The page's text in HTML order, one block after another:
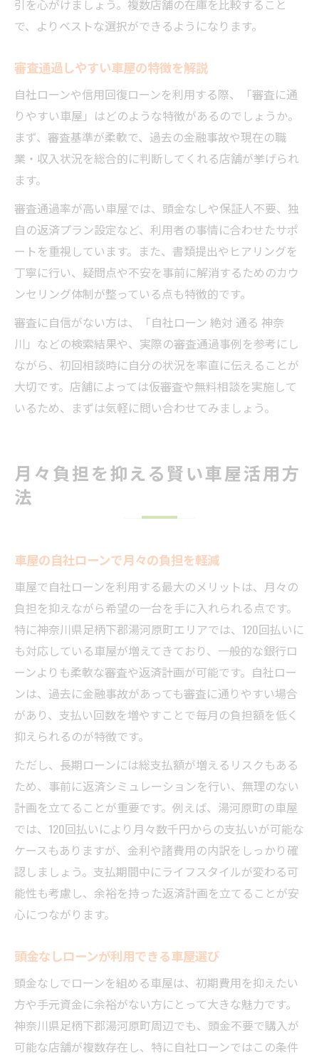
引を心がけましょう。複数店舗の在庫を比較すること
で、よりベストな選択ができるようになります。
審査通過しやすい車屋の特徴を解説
自社ローンや信用回復ローンを利用する際、「審査に通
りやすい車屋」はどのような特徴があるのでしょうか。
まず、審査基準が柔軟で、過去の金融事故や現在の職
業・収入状況を総合的に判断してくれる店舗が挙げられ
ます。
審査通過率が高い車屋では、頭金なしや保証人不要、独
自の返済プラン設定など、利用者の事情に合わせたサポ
ートを重視しています。また、書類提出やヒアリングを
丁寧に行い、疑問点や不安を事前に解消するためのカウ
ンセリング体制が整っている点も特徴的です。
審査に自信がない方は、「自社ローン 絶対 通る 神奈
川」などの検索結果や、実際の審査通過事例を参考にし
ながら、初回相談時に自分の状況を率直に伝えることが
大切です。店舗によっては仮審査や無料相談を実施して
いるため、まずは気軽に問い合わせてみましょう。
月々負担を抑える賢い車屋活用方
法
車屋の自社ローンで月々の負担を軽減
車屋で自社ローンを利用する最大のメリットは、月々の
負担を抑えながら希望の一台を手に入れられる点です。
特に神奈川県足柄下郡湯河原町エリアでは、120回払いに
も対応している車屋が増えてきており、一般的な銀行ロ
ーンよりも柔軟な審査や返済計画が可能です。自社ロー
ンは、過去に金融事故があっても審査に通りやすい場合
があり、支払い回数を増やすことで毎月の負担額を低く
抑えられるのが特徴です。
ただし、長期ローンには総支払額が増えるリスクもある
ため、事前に返済シミュレーションを行い、無理のない
計画を立てることが重要です。例えば、湯河原町の車屋
では、120回払いにより月々数千円からの支払いが可能な
ケースもありますが、金利や諸費用の内訳をしっかり確
認しましょう。支払期間中にライフスタイルが変わる可
能性も考慮し、余裕を持った返済計画を立てることが安
心につながります。
頭金なしローンが利用できる車屋選び
頭金なしでローンを組める車屋は、初期費用を抑えたい
方や手元資金に余裕がない方にとって大きな魅力です。
神奈川県足柄下郡湯河原町周辺でも、頭金不要で購入が
可能な店舗が複数存在し、特に自社ローンではこの条件